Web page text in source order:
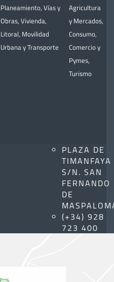
Planeamiento, Vías y
Obras, Vivienda,
Litoral, Movilidad
Urbana y Transporte
Agricultura
y Mercados,
Consumo,
Comercio y
Pymes,
Turismo
PLAZA DE
TIMANFAYA
S/N. SAN
FERNANDO
DE
(+34) 928
723 400